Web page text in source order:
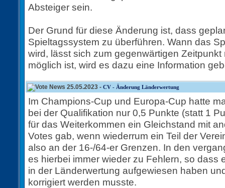
Absteiger sein.
Der Grund für diese Änderung ist, dass
Spieltagssystem zu überführen. Wann das
wird, lässt sich zum gegenwärtigen
möglich ist, wird es dazu eine Information
25.05.2023 - CV - Änderung Länderwertung
Im Champions-Cup und Europa-Cup hatte
bei der Qualifikation nur 0,5 Punkte (statt 1
für das Weiterkommen ein Gleichstand mit
Votes gab, wenn wiederrum ein Teil der
also an der 16-/64-er Grenzen. In den
es hierbei immer wieder zu Fehlern, so dass
in der Länderwertung aufgewiesen haben
korrigiert werden musste.